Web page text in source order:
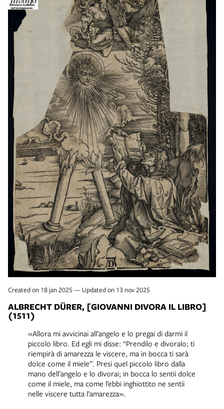
Created on 18 jan 2025 — Updated on 13 nov 2025
ALBRECHT DÜRER, [GIOVANNI DIVORA IL LIBRO]
(1511)
«Allora mi avvicinai all’angelo e lo pregai di darmi il
piccolo libro. Ed egli mi disse: “Prendilo e divoralo; ti
riempirà di amarezza le viscere, ma in bocca ti sarà
dolce come il miele”. Presi quel piccolo libro dalla
mano dell’angelo e lo divorai; in bocca lo sentii dolce
come il miele, ma come l’ebbi inghiottito ne sentii
nelle viscere tutta l’amarezza».